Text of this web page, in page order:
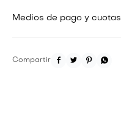
Medios de pago y cuotas
   